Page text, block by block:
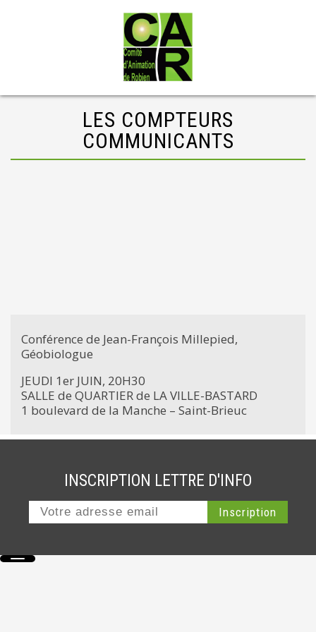
LES COMPTEURS
COMMUNICANTS
Conférence de Jean-François Millepied,
Géobiologue
JEUDI 1er JUIN, 20H30
SALLE de QUARTIER de LA VILLE-BASTARD
1 boulevard de la Manche – Saint-Brieuc
INSCRIPTION LETTRE D'INFO